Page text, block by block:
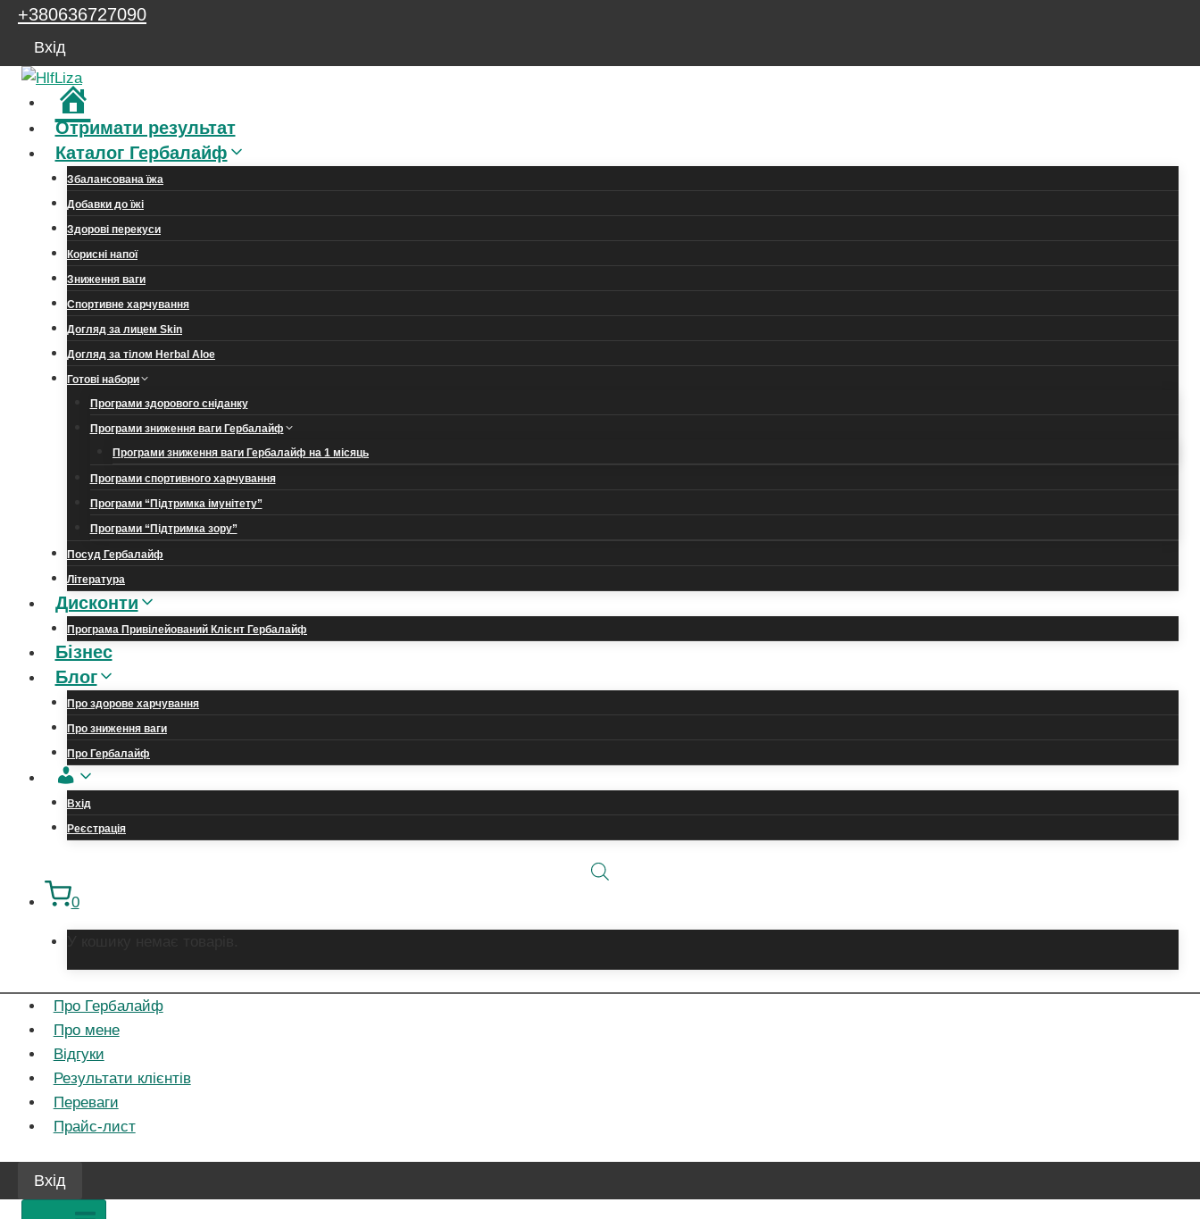
Перейти
+380636727090
Вхід
Отримати результат
Каталог Гербалайф
Збалансована їжа
Добавки до їжі
Здорові перекуси
Корисні напої
Зниження ваги
Спортивне харчування
Догляд за лицем Skin
Догляд за тілом Herbal Aloe
Готові набори
Програми здорового сніданку
Програми зниження ваги Гербалайф
Програми зниження ваги Гербалайф на 1 місяць
Програми спортивного харчування
Програми “Підтримка імунітету”
Програми “Підтримка зору”
Посуд Гербалайф
Література
Дисконти
Програма Привілейований Клієнт Гербалайф
Бізнес
Блог
Про здорове харчування
Про зниження ваги
Про Гербалайф
Обліковий
запис
Вхід
Реєстрація
0
Про Гербалайф
Про мене
Відгуки
Результати клієнтів
Переваги
Прайс-лист
Вхід